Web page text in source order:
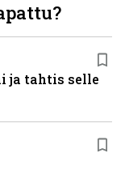
ja tahtis selle